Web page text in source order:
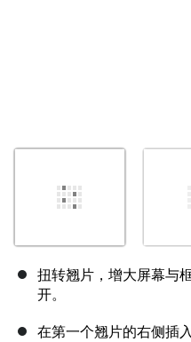
扭转翘片，增大屏幕与
开。
在第一个翘片的右侧插